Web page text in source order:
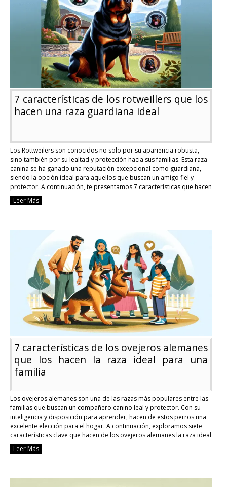
que
los
hacen
perro
guardián
perfecto
7 características de los rotweillers que los
hacen una raza guardiana ideal
Los Rottweilers son conocidos no solo por su apariencia robusta,
sino también por su lealtad y protección hacia sus familias. Esta raza
canina se ha ganado una reputación excepcional como guardiana,
siendo la opción ideal para aquellos que buscan un amigo fiel y
protector. A continuación, te presentamos 7 características que hacen
de los Rottweilers …
que
los
hacen
una
raza
guardiana
ideal
Leer Más
7 características de los ovejeros alemanes
que los hacen la raza ideal para una
familia
Los ovejeros alemanes son una de las razas más populares entre las
familias que buscan un compañero canino leal y protector. Con su
inteligencia y disposición para aprender, hacen de estos perros una
excelente elección para el hogar. A continuación, exploramos siete
características clave que hacen de los ovejeros alemanes la raza ideal
para una …
Leer Más